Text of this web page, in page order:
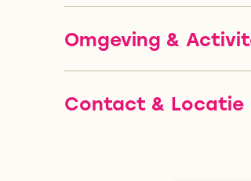
Omgeving &
Contact & Locatie